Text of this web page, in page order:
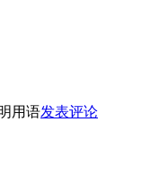
用语发表评论